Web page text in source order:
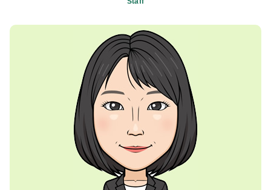
日本政策金融公庫 創業支援
税理士 税務調査
新規事業 計画書
会社設立 資本金
親族内 事業承継
事業承継 m&a 補助金
企業 節税対策
確定申告 必要書類
個人事業主 経費 領収書
確定申告 期限過ぎたら
消費税 確定申告
起業 税理士
法人化 節税 メリット
贈与税 申告
確定申告 料金
確定申告 fx 損失
個人事業主 給与所得 経費
相続税対策 税理士 相談 昭島市
贈与税申告 税理士 相談 相模原市
創業支援 税理士 相談 町田市
経営者所得税確定申告 税理士 相談 国立市
事業承継コンサルティング 税理士 相談 昭島市
経営者の相続税対策 税理士 相談 相模原市
事業承継コンサルティング 税理士 相談 相模原市
セカンドオピニオン 税理士 相談 相模原市
所得税確定申告 税理士 相談 町田市
記帳代行 税理士 相談 昭島市
経営者の相続税対策 税理士 相談 八王子市
事業計画策定 税理士 相談 相模原市